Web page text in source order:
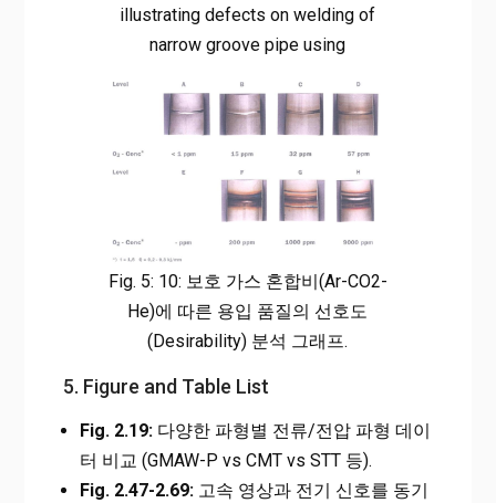
illustrating defects on welding of
narrow groove pipe using
Fig. 5: 10: 보호 가스 혼합비(Ar-CO2-
He)에 따른 용입 품질의 선호도
(Desirability) 분석 그래프.
5. Figure and Table List
Fig. 2.19:다양한 파형별 전류/전압 파형 데이
터 비교 (GMAW-P vs CMT vs STT 등).
Fig. 2.47-2.69:고속 영상과 전기 신호를 동기